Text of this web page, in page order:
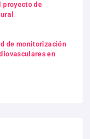
proyecto de
de monitorización
en